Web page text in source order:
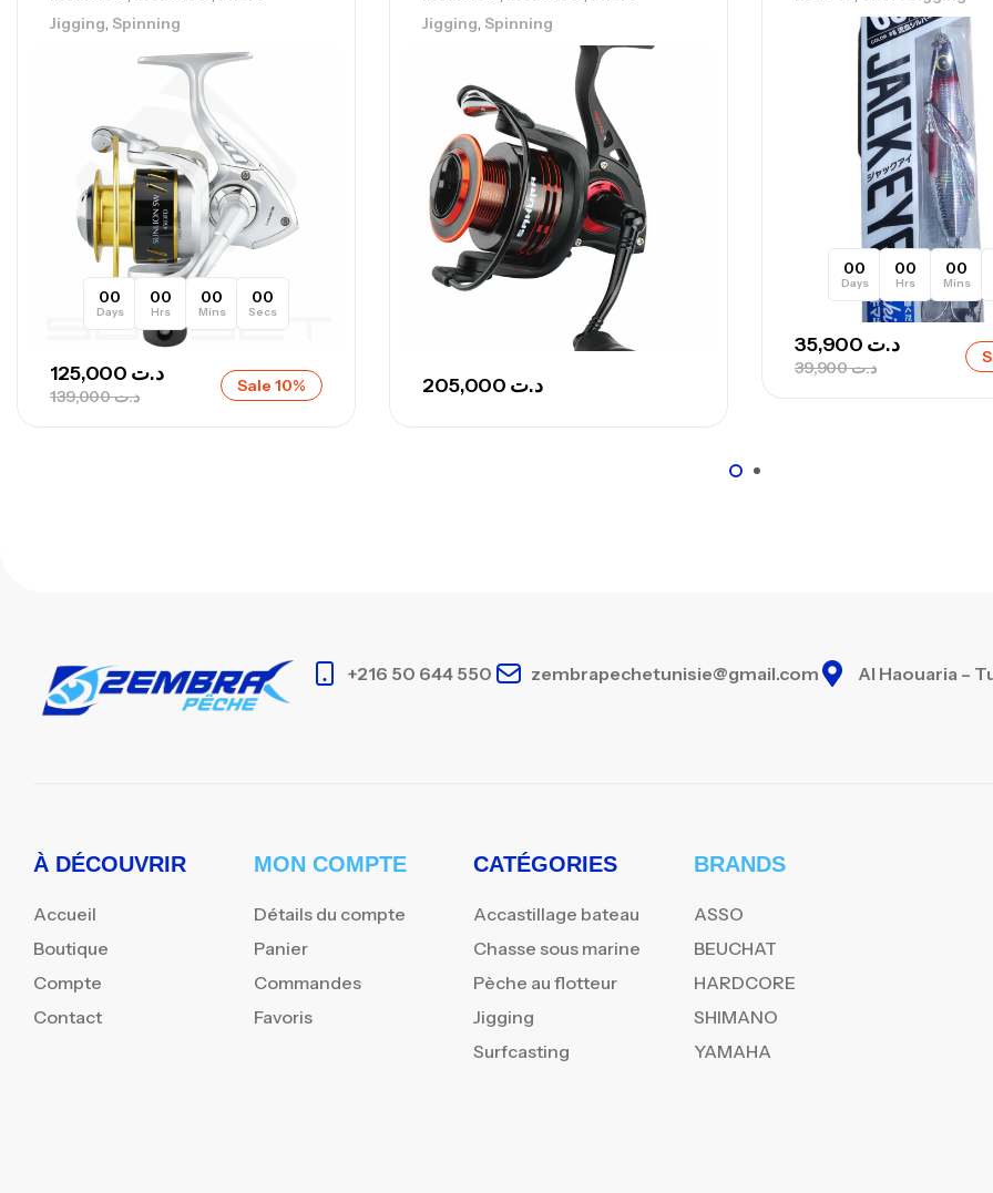
–
–
Jigging, Spinning
00
Days
00
Hrs
00
Mins
00
Secs
د.ت139,000
د.ت Sale 10%
Jigging, Spinning
د.ت
00
Days
00
Hrs
00
Mins
د.ت39,900
د.ت
+216 50 644 550 zembrapechetunisie@gmail.com Al Haouaria –
À DÉCOUVRIR
Accueil
Boutique
Compte
Contact
MON COMPTE
Détails du compte
Panier
Commandes
Favoris
CATÉGORIES
Accastillage bateau
Chasse sous marine
Pèche au flotteur
Jigging
Surfcasting
BRANDS
ASSO
BEUCHAT
HARDCORE
SHIMANO
YAMAHA